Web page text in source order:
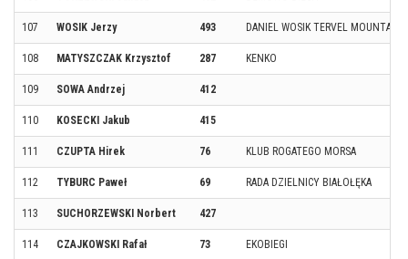
107 WOSIK Jerzy 493 DANIEL WOSIK TERVEL MOUNTAIN
108 MATYSZCZAK Krzysztof 287 KENKO
109 SOWA Andrzej 412
110 KOSECKI Jakub 415
111 CZUPTA Hirek 76 KLUB ROGATEGO MORSA
112 TYBURC Paweł 69 RADA DZIELNICY BIAŁOŁĘKA
113 SUCHORZEWSKI Norbert 427
114 CZAJKOWSKI Rafał 73 EKOBIEGI